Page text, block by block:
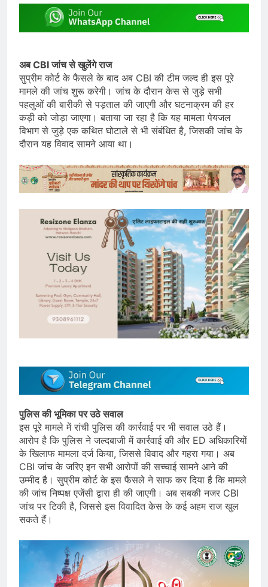
अब CBI जांच से खुलेंगे राज
सुप्रीम कोर्ट के फैसले के बाद अब CBI की टीम जल्द ही इस पूरे
मामले की जांच शुरू करेगी। जांच के दौरान केस से जुड़े सभी
पहलुओं की बारीकी से पड़ताल की जाएगी और घटनाक्रम की हर
कड़ी को जोड़ा जाएगा। बताया जा रहा है कि यह मामला पेयजल
विभाग से जुड़े एक कथित घोटाले से भी संबंधित है, जिसकी जांच के
दौरान यह विवाद सामने आया था।
पुलिस की भूमिका पर उठे सवाल
इस पूरे मामले में रांची पुलिस की कार्रवाई पर भी सवाल उठे हैं।
आरोप है कि पुलिस ने जल्दबाजी में कार्रवाई की और ED अधिकारियों
के खिलाफ मामला दर्ज किया, जिससे विवाद और गहरा गया। अब
CBI जांच के जरिए इन सभी आरोपों की सच्चाई सामने आने की
उम्मीद है। सुप्रीम कोर्ट के इस फैसले ने साफ कर दिया है कि मामले
की जांच निष्पक्ष एजेंसी द्वारा ही की जाएगी। अब सबकी नजर CBI
जांच पर टिकी है, जिससे इस विवादित केस के कई अहम राज खुल
सकते हैं।